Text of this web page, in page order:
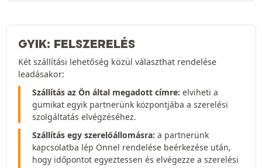
GYIK: FELSZERELÉS
Két szállítási lehetőség közül választhat rendelése
leadásakor:
Szállítás az Ön által megadott címre: elviheti a
gumikat egyik partnerünk központjába a szerelési
szolgáltatás elvégzéséhez.
Szállítás egy szerelőállomásra: a partnerünk
kapcsolatba lép Önnel rendelése beérkezése után,
hogy időpontot egyeztessen és elvégezze a szerelési